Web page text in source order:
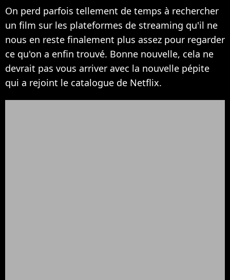
On perd parfois tellement de temps à rechercher
un film sur les plateformes de streaming qu'il ne
nous en reste finalement plus assez pour regarder
ce qu'on a enfin trouvé. Bonne nouvelle, cela ne
devrait pas vous arriver avec la nouvelle pépite
qui a rejoint le catalogue de Netflix.